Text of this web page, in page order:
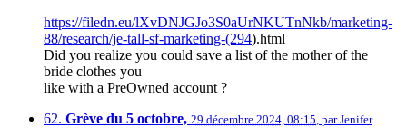
https://filedn.eu/lXvDNJGJo3S0aUrNKUTnNkb/marketing-
88/research/je-tall-sf-marketing-(294).html
Did you realize you could save a list of the mother of the
bride clothes you
like with a PreOwned account ?
62. Grève du 5 octobre, 29 décembre 2024, 08:15 parJenifer